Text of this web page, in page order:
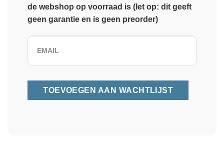
de webshop op voorraad is (let op: dit geeft
geen garantie en is geen preorder)